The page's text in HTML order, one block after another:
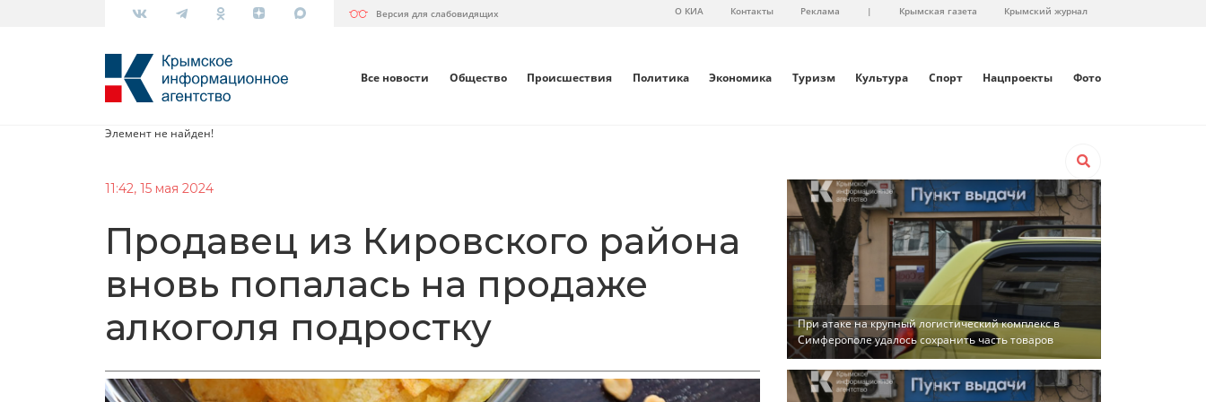
Версия для слабовидящих О КИА Контакты Реклама | Крымская газета Крымский журнал
Все новости Общество Происшествия Политика Экономика Туризм Культура Спорт Нацпроекты Фото
Элемент не найден!
11:42, 15 мая 2024
Продавец из Кировского района
вновь попалась на продаже
алкоголя подростку
При атаке на крупный логистический комплекс в
Симферополе удалось сохранить часть товаров